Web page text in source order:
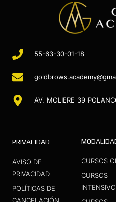
55-63-30-01-18
AV. MOLIERE 39
PRIVACIDAD
AVISO DE
PRIVACIDAD
POLÍTICAS DE
CURSOS
CURSOS